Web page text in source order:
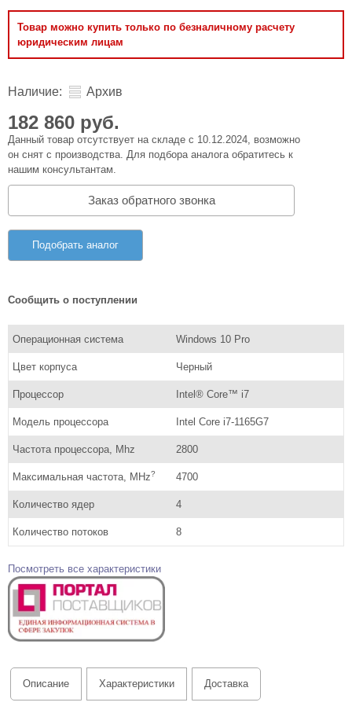
Товар можно купить только по безналичному расчету
юридическим лицам
Наличие: Архив
182 860 руб.
Данный товар отсутствует на складе с 10.12.2024, возможно
он снят с производства. Для подбора аналога обратитесь к
нашим консультантам.
Заказ обратного звонка
Подобрать аналог
Сообщить о поступлении
Операционная система Windows 10 Pro
Цвет корпуса Черный
Процессор Intel® Core™ i7
Модель процессора Intel Core i7-1165G7
Частота процессора, Mhz 2800
Максимальная частота, MHz? 4700
Количество ядер 4
Количество потоков 8
Посмотреть все характеристики
Описание Характеристики Доставка